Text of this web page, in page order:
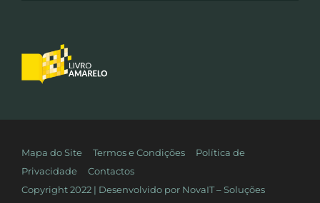
Mapa do Site Termos e Condições
Política de
Privacidade
Contactos
Copyright 2022 | Desenvolvido por NovaIT – Soluções